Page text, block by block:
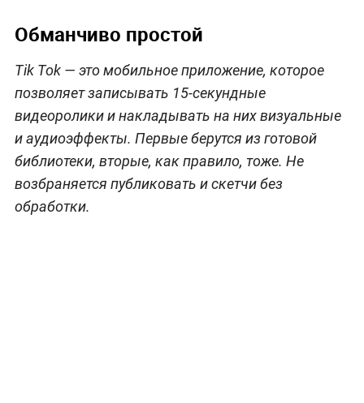
Обманчиво простой
Tik Tok — это мобильное приложение, которое
позволяет записывать 15-секундные
видеоролики и накладывать на них визуальные
и аудиоэффекты. Первые берутся из готовой
библиотеки, вторые, как правило, тоже. Не
возбраняется публиковать и скетчи без
обработки.